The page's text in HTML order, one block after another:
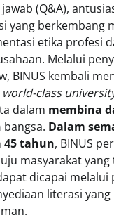
(Q&A),
yang berkembang
etika profesi
Melalui
BINUS kembali
world-class
dalam membina
bangsa. Dalam
45 tahun, BINUS
masyarakat
dicapai melalui
literasi